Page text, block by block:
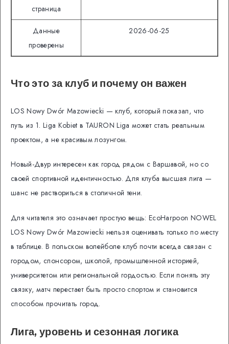
страница
Данные
проверены
2026-06-25
Что это за клуб и почему он важен
LOS Nowy Dwór Mazowiecki — клуб, который показал, что
путь из 1. Liga Kobiet в TAURON Liga может стать реальным
проектом, а не красивым лозунгом.
Новый-Двур интересен как город рядом с Варшавой, но со
своей спортивной идентичностью. Для клуба высшая лига —
шанс не раствориться в столичной тени.
Для читателя это означает простую вещь: EcoHarpoon NOWEL
LOS Nowy Dwór Mazowiecki нельзя оценивать только по месту
в таблице. В польском волейболе клуб почти всегда связан с
городом, спонсором, школой, промышленной историей,
университетом или региональной гордостью. Если понять эту
связку, матч перестает быть просто спортом и становится
способом прочитать город.
Лига, уровень и сезонная логика